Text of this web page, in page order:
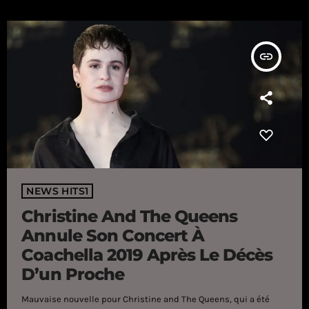
insert_link
NEWS HITS1
Christine And The Queens
Annule Son Concert À
Coachella 2019 Après Le Décès
D’un Proche
Mauvaise nouvelle pour Christine and The Queens, qui a été